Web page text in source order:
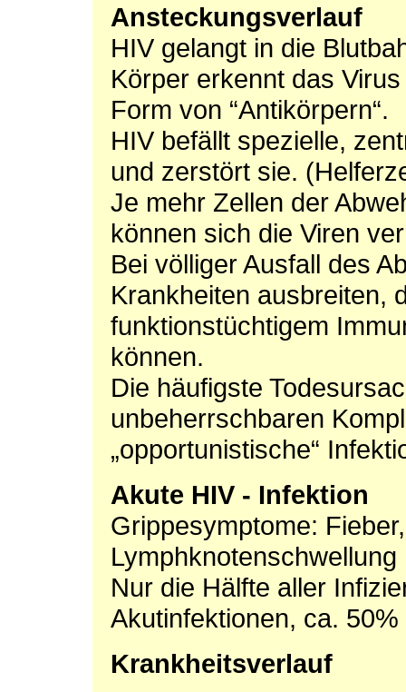
Ansteckungsverlauf
HIV gelangt in die
Körper erkennt das
Form von “Antikörpern“.
HIV befällt spezielle,
und zerstört sie.
Je mehr Zellen der
können sich die Viren
Bei völliger Ausfall des
Krankheiten ausbreiten,
funktionstüchtigem
können.
Die häufigste
unbeherrschbaren
„opportunistische“
Akute HIV - Infektion
Grippesymptome:
Lymphknotenschwellung
Nur die Hälfte aller
Akutinfektionen, ca.
Krankheitsverlauf